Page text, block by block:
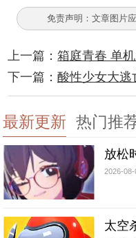
免责声明：文章图片
上一篇：箱庭青春 单
下一篇：酸性少女大逃
最新更新 热门推
放松
2026-08-
太空